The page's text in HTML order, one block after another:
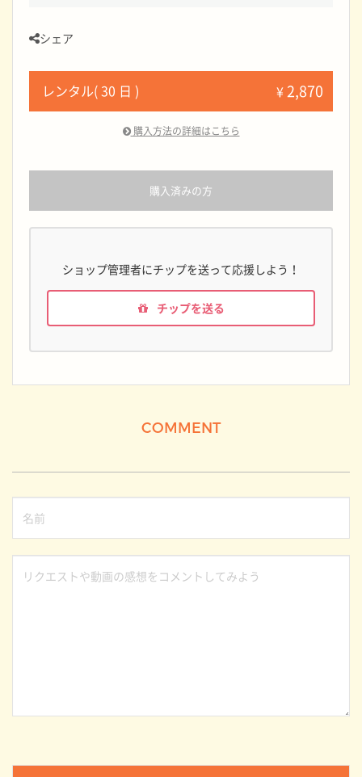
シェア
レンタル( 30 日 ) ¥2,870
購入方法の詳細はこちら
購入済みの方
ショップ管理者にチップを送って応援しよう！
チップを送る
COMMENT